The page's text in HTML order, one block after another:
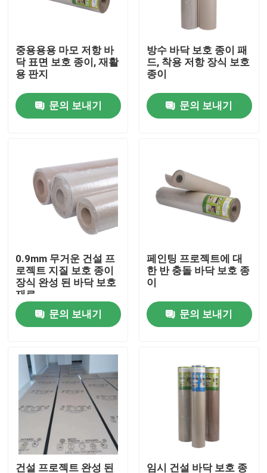
우리에 대하여
품질 관리
연락주세요
인용문을 요구하세요
보호 논문에 바닥을 깔기
일시적 바닥 보호 명부
크라프트 지 바닥 보호
중용용용 마모 저항 바
닥 표면 보호 종이, 재활
용 판지
문의 보내기
방수 바닥 보호 종이 패
드, 착용 저항 장식 보호
종이
문의 보내기
0.9mm 무거운 건설 프
로젝트 지질 보호 종이
장식 완성 된 바닥 보호
재료
문의 보내기
페인팅 프로젝트에 대
한 반 충돌 바닥 보호 종
이
문의 보내기
건설 프로젝트 완성 된 임시 건설 바닥 보호 종